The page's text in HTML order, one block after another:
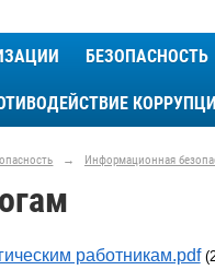
БЕЗОПАСНОСТЬ
→ Информационная
работникам.pdf